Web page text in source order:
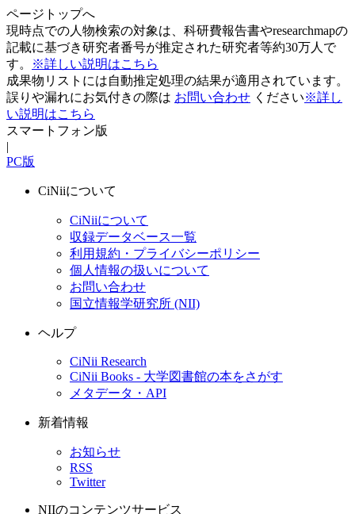
ページトップへ
現時点での人物検索の対象は、科研費報告書やresearchmapの
記載に基づき研究者番号が推定された研究者等約30万人で
す。
※詳しい説明はこちら
成果物リストには自動推定処理の結果が適用されています。
誤りや漏れにお気付きの際は お問い合わせ ください※詳し
い説明はこちら
スマートフォン版
|
PC版
CiNiiについて
CiNiiについて
収録データベース一覧
利用規約・プライバシーポリシー
個人情報の扱いについて
お問い合わせ
国立情報学研究所 (NII)
ヘルプ
CiNii Research
CiNii Books - 大学図書館の本をさがす
メタデータ・API
新着情報
お知らせ
RSS
Twitter
NIIのコンテンツサービス